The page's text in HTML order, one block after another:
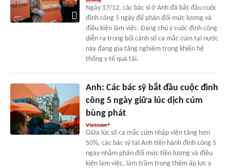
Ngày 17/12, các bác sĩ ở Anh đã bắt đầu cuộc
đình công 5 ngày để phản đối mức lương và
điều kiện làm việc. Đáng chú ý cuộc đình công
diễn ra trong bối cảnh số ca mắc cúm tại nước
này đang gia tăng nghiêm trọng khiến hệ
thống y tế quá tải.
Anh: Các bác sỹ bắt đầu cuộc đình
công 5 ngày giữa lúc dịch cúm
bùng phát
Giữa lúc số ca mắc cúm nhập viện tăng hơn
50%, các bác sỹ tại Anh tiến hành đình công 5
ngày nhằm phản đối mức tiền lương và điều
kiện làm việc, làm trầm trọng thêm áp lực y